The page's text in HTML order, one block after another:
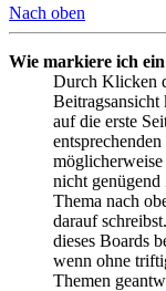
Nach oben
Wie markiere ich
Durch Klicken
Beitragsansicht
auf die erste
nicht genügend
Thema nach
darauf
dieses Boards
wenn ohne
Themen